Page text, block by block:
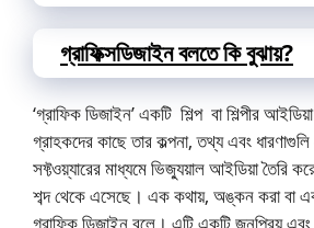
গ্রাফিক্সডিজাইন বলতে কি বুঝায়?
‘গ্রাফিক ডিজাইন’ একটি শিল্প বা শিল্পীর
গ্রাহকদের কাছে তার কল্পনা, তথ্য এবং
সফ্টওয়্যারের মাধ্যমে ভিজ্যুয়াল আইডিয়া তৈরি
শব্দ থেকে এসেছে। এক কথায়, অঙ্কন করা বা